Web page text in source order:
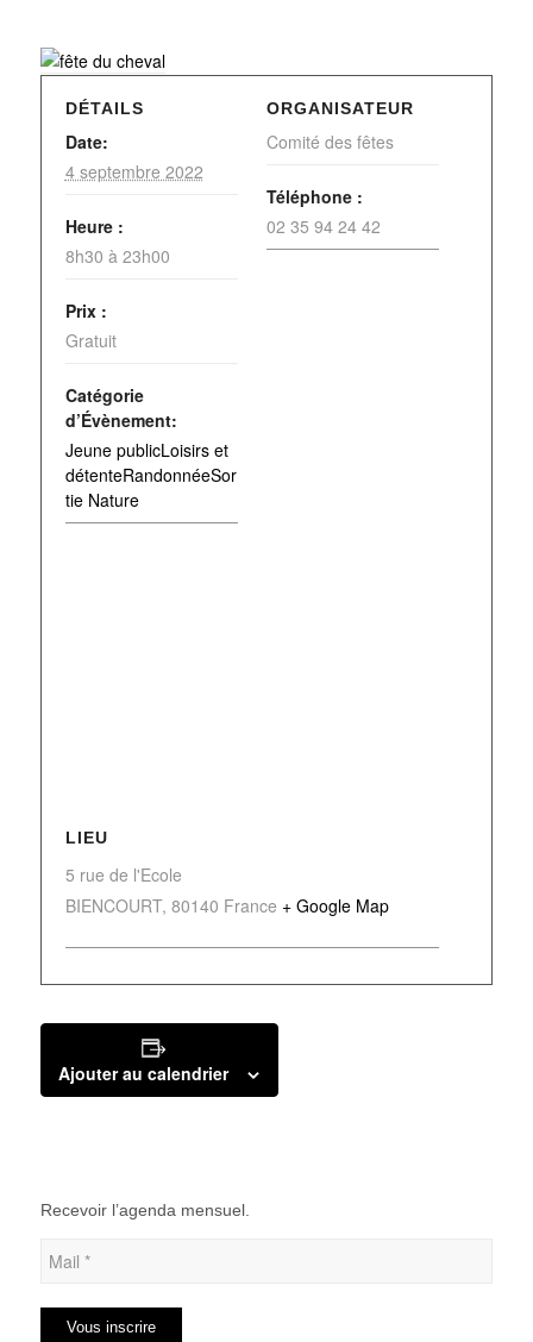
DÉTAILS
Date:
4 septembre 2022
Heure :
8h30 à 23h00
Prix :
Gratuit
Catégorie
d’Évènement:
Jeune publicLoisirs et
détenteRandonnéeSor
tie Nature
ORGANISATEUR
Comité des fêtes
Téléphone :
02 35 94 24 42
LIEU
5 rue de l'Ecole
BIENCOURT, 80140 France + Google Map
Ajouter au calendrier
Recevoir l’agenda mensuel.